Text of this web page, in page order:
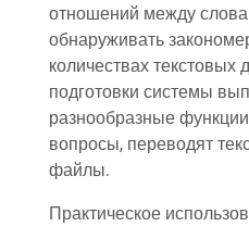
отношений между
обнаруживать
количествах текстовых
подготовки системы
разнообразные
вопросы, переводят
файлы.
Практическое